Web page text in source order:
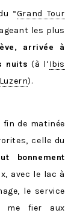
“Grand Tour
les plus
arrivée à
nuits (à l’Ibis
).
fin de matinée
celle du
bonnement
avec le lac à
le service
me fier aux